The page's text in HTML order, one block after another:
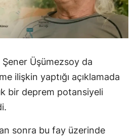
Üşümezsoy da
ilişkin yaptığı açıklamada
bir deprem potansiyeli
sonra bu fay üzerinde